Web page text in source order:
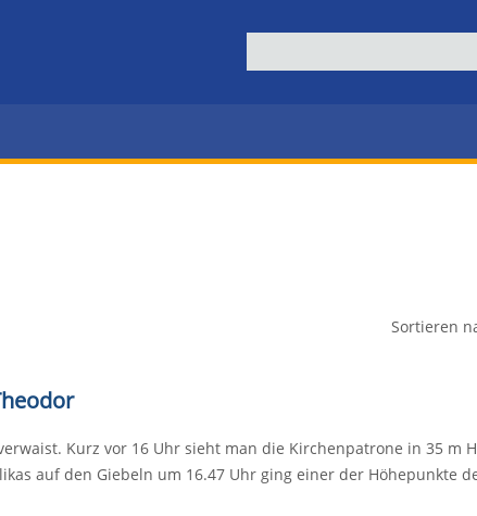
Sortieren
Kurz vor 16 Uhr sieht man die Kirchenpatrone in 35 m
auf den Giebeln um 16.47 Uhr ging einer der Höhepunkte